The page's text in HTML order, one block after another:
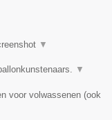
▼
▼
voor volwassenen (ook